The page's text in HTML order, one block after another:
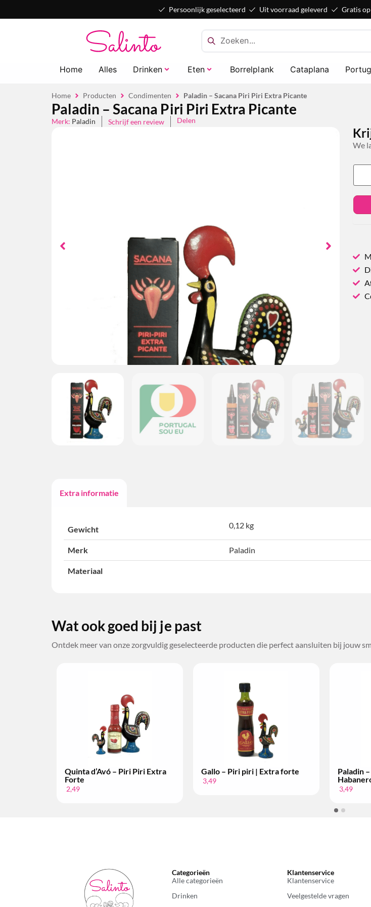
Persoonlijk geselecteerd Uit voorraad geleverd Gratis
Home Alles Drinken Eten Borrelplank Cataplana
Home Producten Condimenten Paladin – Sacana Piri Piri Extra Picante
Paladin – Sacana Piri Piri Extra Picante
Merk: Paladin Schrijf een review Delen
We
Extra informatie
Gewicht 0,12 kg
Merk Paladin
Materiaal
Wat ook goed bij je past
Ontdek meer van onze zorgvuldig geselecteerde producten die perfect aansluiten bij jouw
Paladin – Sacana Piri Piri
Categorieën
Alle categorieën
Drinken
Klantenservice
Klantenservice
Veelgestelde vragen